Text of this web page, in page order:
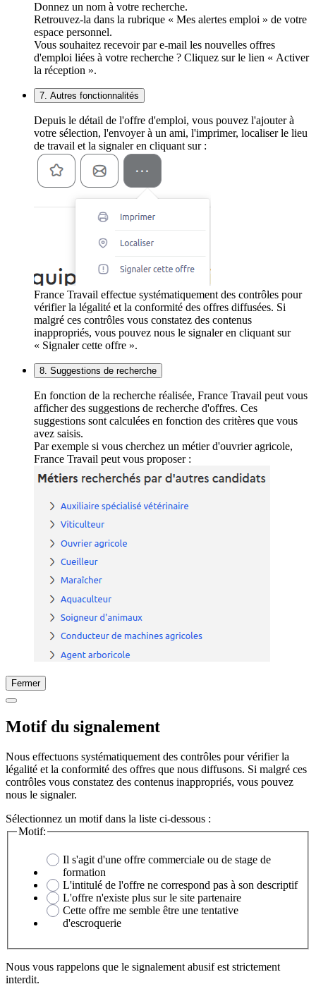
Donnez un nom à votre recherche.
Retrouvez-la dans la rubrique « Mes alertes emploi » de votre
espace personnel.
Vous souhaitez recevoir par e-mail les nouvelles offres
d'emploi liées à votre recherche ? Cliquez sur le lien « Activer
la réception ».
7. Autres fonctionnalités
Depuis le détail de l'offre d'emploi, vous pouvez l'ajouter à
votre sélection, l'envoyer à un ami, l'imprimer, localiser le lieu
de travail et la signaler en cliquant sur :
France Travail effectue systématiquement des contrôles pour
vérifier la légalité et la conformité des offres diffusées. Si
malgré ces contrôles vous constatez des contenus
inappropriés, vous pouvez nous le signaler en cliquant sur
« Signaler cette offre ».
8. Suggestions de recherche
En fonction de la recherche réalisée, France Travail peut vous
afficher des suggestions de recherche d'offres. Ces
suggestions sont calculées en fonction des critères que vous
avez saisis.
Par exemple si vous cherchez un métier d'ouvrier agricole,
France Travail peut vous proposer :
Fermer
Motif du signalement
Nous effectuons systématiquement des contrôles pour vérifier la
légalité et la conformité des offres que nous diffusons. Si malgré ces
contrôles vous constatez des contenus inappropriés, vous pouvez
nous le signaler.
Sélectionnez un motif dans la liste ci-dessous :
Motif:
Il s'agit d'une offre commerciale ou de stage de
formation
L'intitulé de l'offre ne correspond pas à son descriptif
L'offre n'existe plus sur le site partenaire
Cette offre me semble être une tentative
d'escroquerie
Nous vous rappelons que le signalement abusif est strictement
interdit.